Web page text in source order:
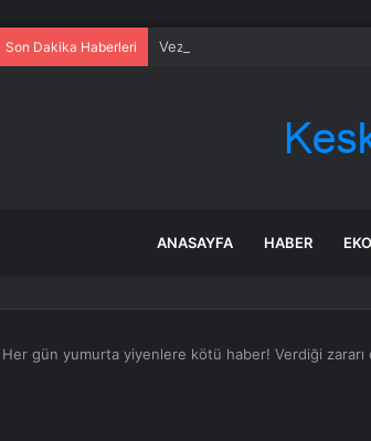
Son Dakika Haberleri Vezirköprü’de Huzurevi
ANASAYFA HABER
Her gün yumurta yiyenlere kötü haber! Verdiği